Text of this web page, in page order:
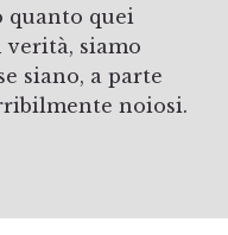
quanto quei
verità, siamo
siano, a parte
noiosi.